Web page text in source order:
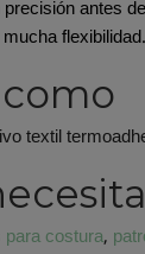
antes
flexibilidad.
textil
para costura,